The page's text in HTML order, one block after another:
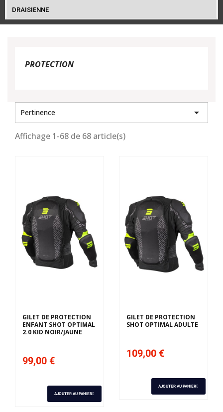
DRAISIENNE
PROTECTION
Pertinence 
Affichage 1-68 de 68 article(s)
GILET DE PROTECTION
ENFANT SHOT OPTIMAL
2.0 KID NOIR/JAUNE
99,00 €
AJOUTER AU PANIER
GILET DE PROTECTION
SHOT OPTIMAL ADULTE
109,00 €
AJOUTER AU PANIER